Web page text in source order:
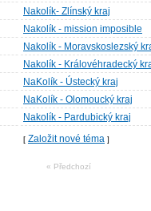
Nakolík- Zlínský kraj
Nakolík - mission imposible
Nakolík - Moravskoslezský
Nakolík - Královéhradecký
NaKolík - Ústecký kraj
NaKolík - Olomoucký kraj
Nakolík - Pardubický kraj
[ Založit nové téma ]
« Předchozí